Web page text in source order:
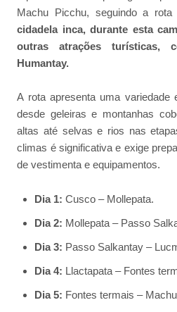
Machu Picchu, seguindo a rota
cidadela inca, durante esta
outras atrações turísticas,
Humantay.
A rota apresenta uma variedade
desde geleiras e montanhas
altas até selvas e rios nas
climas é significativa e exige
de vestimenta e equipamentos.
Dia 1: Cusco – Mollepata.
Dia 2: Mollepata – Passo
Dia 3: Passo Salkantay –
Dia 4: Llactapata – Fontes
Dia 5: Fontes termais –